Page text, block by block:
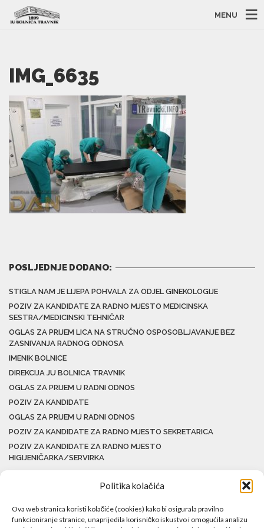
Politika kolačića
Ova web stranica koristi kolačiće (cookies) kako bi osigurala pravilno
funkcioniranje stranice, unaprijedila korisničko iskustvo i omogućila analizu
MENU
IMG_6635
POSLJEDNJE DODANO:
STIGLA NAM JE LIJEPA POHVALA ZA ODJEL GINEKOLOGIJE
POZIV ZA KANDIDATE ZA RADNO MJESTO MEDICINSKA
SESTRA/MEDICINSKI TEHNIČAR
OGLAS ZA PRIJEM LICA NA STRUČNO OSPOSOBLJAVANJE BEZ
ZASNIVANJA RADNOG ODNOSA
IMENIK BOLNICE
DIREKCIJA JU BOLNICA TRAVNIK
OGLAS ZA PRIJEM U RADNI ODNOS
POZIV ZA KANDIDATE
OGLAS ZA PRIJEM U RADNI ODNOS
POZIV ZA KANDIDATE ZA RADNO MJESTO SEKRETARICA
POZIV ZA KANDIDATE ZA RADNO MJESTO
HIGIJENIČARKA/SERVIRKA